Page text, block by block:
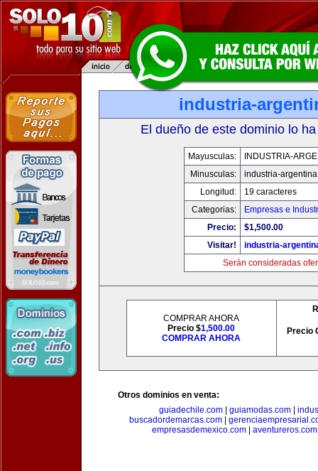
industria-
El dueño de este dominio lo
Mayusculas:
INDUSTRIA-
Minusculas:
industria-
Longitud:
19 caracteres
Categorias:
Empresas e
Precio:
$1,500.00
Visitar!
industria-
Serán consideradas
COMPRAR AHORA
Precio $1,500.00
COMPRAR AHORA
Precio
Otros dominios en venta:
guiadechile.com
guiamodas.com
buscadordemarcas.com|
empresasdemexico.com| aventureros.com